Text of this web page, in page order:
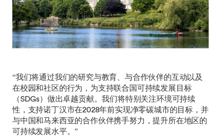
“我们将通过我们的研究与教育、与合作伙伴的互动以及
在校园和社区的行为，为支持联合国可持续发展目标
（SDGs）做出卓越贡献。我们将特别关注环境可持续
性，支持诺丁汉市在2028年前实现净零碳城市的目标，并
与中国和马来西亚的合作伙伴携手努力，提升所在地区的
可持续发展水平。”